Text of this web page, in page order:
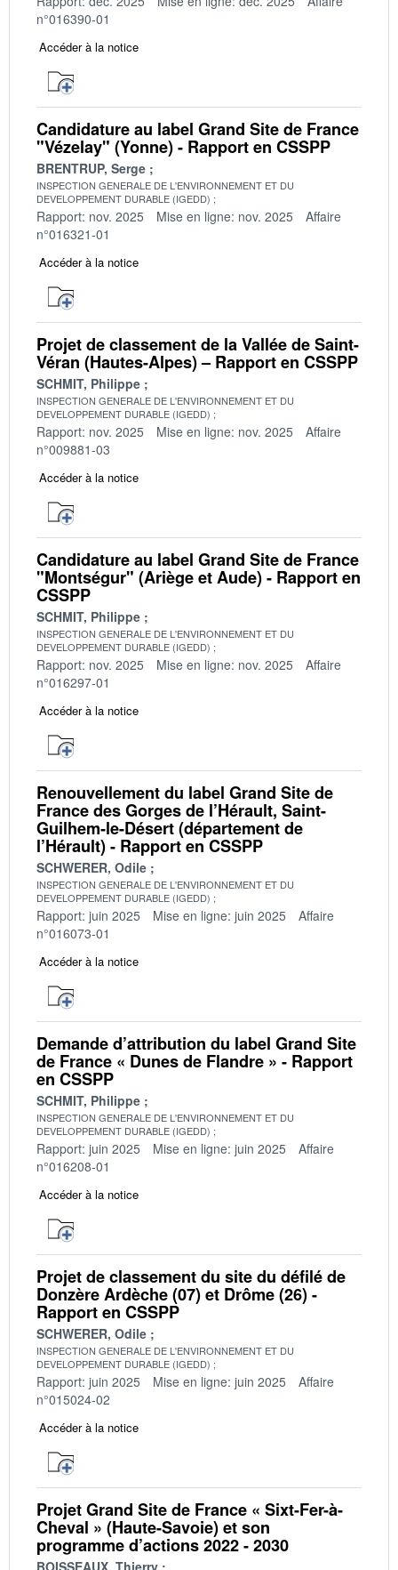
n°016390-01
Accéder à la notice
Candidature au label Grand Site de France
"Vézelay" (Yonne) - Rapport en CSSPP
BRENTRUP, Serge
INSPECTION GENERALE DE L'ENVIRONNEMENT ET DU
DEVELOPPEMENT DURABLE (IGEDD)
Rapport: nov. 2025 Mise en ligne: nov. 2025
Affaire
n°016321-01
Accéder à la notice
Projet de classement de la Vallée de Saint-
Véran (Hautes-Alpes) – Rapport en CSSPP
SCHMIT, Philippe
INSPECTION GENERALE DE L'ENVIRONNEMENT ET DU
DEVELOPPEMENT DURABLE (IGEDD)
Rapport: nov. 2025 Mise en ligne: nov. 2025
Affaire
n°009881-03
Accéder à la notice
Candidature au label Grand Site de France
"Montségur" (Ariège et Aude) - Rapport en
CSSPP
SCHMIT, Philippe
INSPECTION GENERALE DE L'ENVIRONNEMENT ET DU
DEVELOPPEMENT DURABLE (IGEDD)
Rapport: nov. 2025 Mise en ligne: nov. 2025
Affaire
n°016297-01
Accéder à la notice
Renouvellement du label Grand Site de
France des Gorges de l’Hérault, Saint-
Guilhem-le-Désert (département de
l’Hérault) - Rapport en CSSPP
SCHWERER, Odile
INSPECTION GENERALE DE L'ENVIRONNEMENT ET DU
DEVELOPPEMENT DURABLE (IGEDD)
Rapport: juin 2025 Mise en ligne: juin 2025
Affaire
n°016073-01
Accéder à la notice
Demande d’attribution du label Grand Site
de France « Dunes de Flandre » - Rapport
en CSSPP
SCHMIT, Philippe
INSPECTION GENERALE DE L'ENVIRONNEMENT ET DU
DEVELOPPEMENT DURABLE (IGEDD)
Rapport: juin 2025 Mise en ligne: juin 2025
Affaire
n°016208-01
Accéder à la notice
Projet de classement du site du défilé de
Donzère Ardèche (07) et Drôme (26) -
Rapport en CSSPP
SCHWERER, Odile
INSPECTION GENERALE DE L'ENVIRONNEMENT ET DU
DEVELOPPEMENT DURABLE (IGEDD)
Rapport: juin 2025 Mise en ligne: juin 2025
Affaire
n°015024-02
Accéder à la notice
Projet Grand Site de France « Sixt-Fer-à-
Cheval » (Haute-Savoie) et son
programme d’actions 2022 - 2030
BOISSEAUX, Thierry